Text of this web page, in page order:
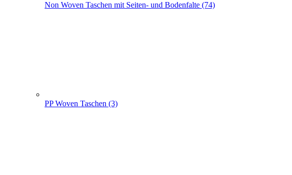
Non Woven Taschen mit Seiten- und Bodenfalte (74)
PP Woven Taschen (3)